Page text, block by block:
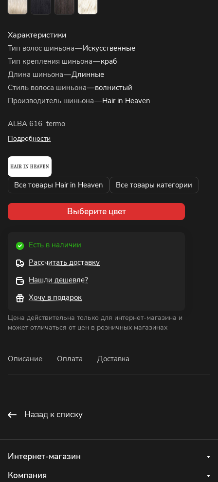
Характеристики
Тип волос шиньона—Искусственные
Тип крепления шиньона—краб
Длина шиньона—Длинные
Стиль волоса шиньона—волнистый
Производитель шиньона—Hair in Heaven
ALBA 616 termo
Подробности
Все товары Hair in Heaven Все товары категории
Выберите цвет
Есть в наличии
Рассчитать доставку
Нашли дешевле?
Хочу в подарок
Цена действительна только для интернет-магазина и
может отличаться от цен в розничных магазинах
Описание Оплата Доставка
Назад к списку
Интернет-магазин
Компания